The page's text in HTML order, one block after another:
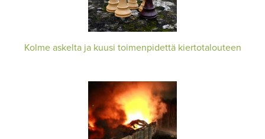
Kolme askelta ja kuusi toimenpidettä kiertotalouteen